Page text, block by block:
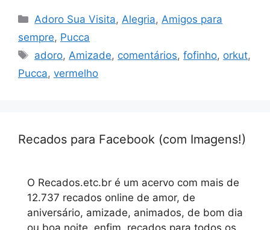
Categorias
Adoro Sua Visita, Alegria, Amigos para
sempre, Pucca
Tags
adoro, Amizade, comentários,fofinho, orkut,
Pucca, vermelho
Recados para Facebook (com Imagens!)
O Recados.etc.br é um acervo com mais de
12.737 recados online de amor, de
aniversário, amizade, animados, de bom dia
ou boa noite, enfim, recados para todos os